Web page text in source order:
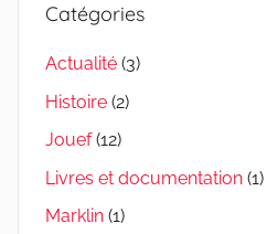
Catégories
Actualité (3)
Histoire (2)
Jouef(12)
Livres et documentation (1)
Marklin (1)